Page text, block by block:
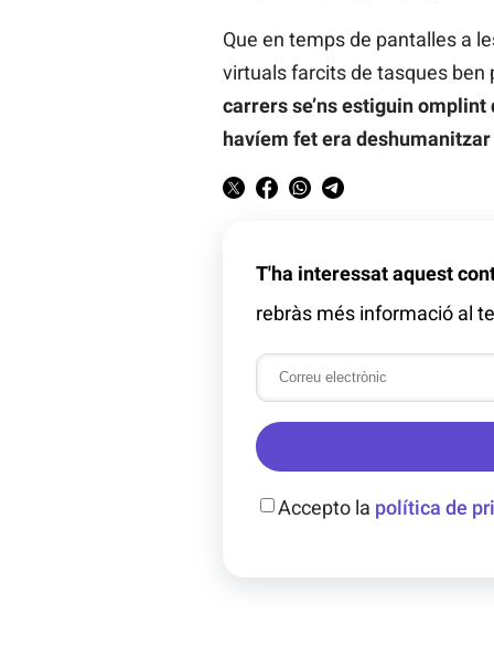
Que en temps de pantalles a
virtuals farcits de tasques ben
carrers se’ns estiguin omplint
havíem fet era
T'ha interessat aquest
rebràs més informació al
Accepto la política de